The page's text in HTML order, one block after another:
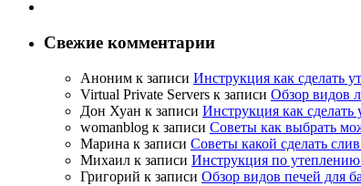
Свежие комментарии
Аноним к записи Инструкция как сделать
Virtual Private Servers к записи Обзор видов
Дон Хуан к записи Инструкция как сделать
womanblog к записи Советы как выбрать
Марина к записи Советы какой сделать
Михаил к записи Инструкция по
Григорий к записи Обзор видов печей для